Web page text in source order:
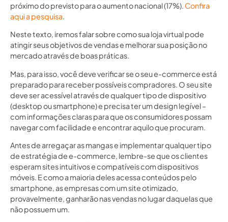
próximo do previsto para o aumento nacional (17%). Confira
aqui a pesquisa.
Neste texto, iremos falar sobre como sua loja virtual pode
atingir seus objetivos de vendas e melhorar sua posição no
mercado através de boas práticas.
Mas, para isso, você deve verificar se o seu e-commerce está
preparado para receber possíveis compradores. O seu site
deve ser acessível através de qualquer tipo de dispositivo
(desktop ou smartphone) e precisa ter um design legível –
com informações claras para que os consumidores possam
navegar com facilidade e encontrar aquilo que procuram.
Antes de arregaçar as mangas e implementar qualquer tipo
de estratégia de e-commerce, lembre-se que os clientes
esperam sites intuitivos e compatíveis com dispositivos
móveis. E como a maioria deles acessa conteúdos pelo
smartphone, as empresas com um site otimizado,
provavelmente, ganharão nas vendas no lugar daquelas que
não possuem um.